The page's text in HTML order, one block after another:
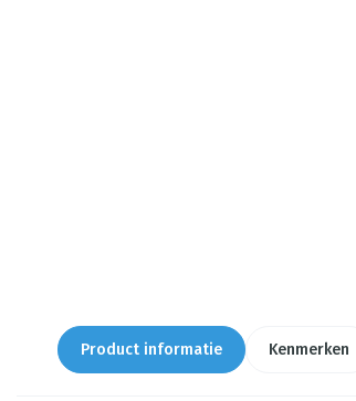
Product informatie Kenmerken